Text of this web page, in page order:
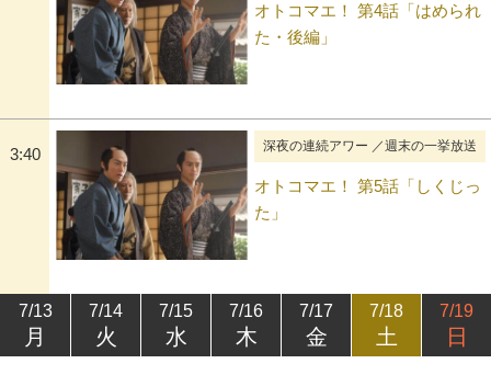
オトコマエ！ 第4話「はめられ
た・後編」
3:40 深夜の連続アワー ／週末の一挙放送
オトコマエ！ 第5話「しくじっ
た」
7/13
月
7/14
火
7/15
水
7/16
木
7/17
金
7/18
土
7/19
日